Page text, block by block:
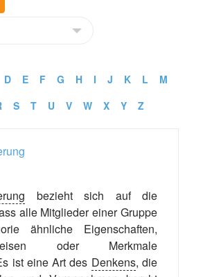
D E F G H I J K L
M
S T U V W X Y Z
bezieht sich auf die
alle Mitglieder einer Gruppe
ähnliche Eigenschaften,
oder Merkmale
ist eine Art des Denkens, die